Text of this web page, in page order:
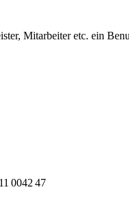
Mitarbeiter etc. ein
0042 47